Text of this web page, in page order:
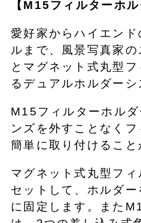
【M15フィルターホ
愛好家からハイエン
ルまで、風景写真家
とマグネット式丸型
るデュアルホルダーシ
M15フィルターホル
ンズを外すことなくフ
簡単に取り付けること
マグネット式丸型フ
セットして、ホルダ
に固定します。また